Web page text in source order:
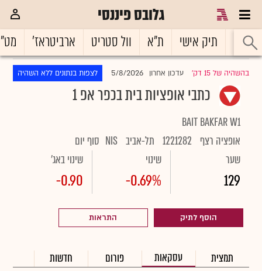
גלובס פיננסי
ראשי תיק אישי ת"א וול סטריט ארביטראז'
בהשהיה של 15 דק' |עדכון אחרון 5/8/2026 לצפות בנתונים ללא השהיה
כתבי אופציות בית בכפר אפ 1
BAIT BAKFAR W1
אופציה רצף 1221282 תל-אביב NIS סוף יום
שער
129
שינוי
-0.69%
שינוי באג'
-0.90
הוסף לתיק התראות
תמצית עסקאות פורום חדשות